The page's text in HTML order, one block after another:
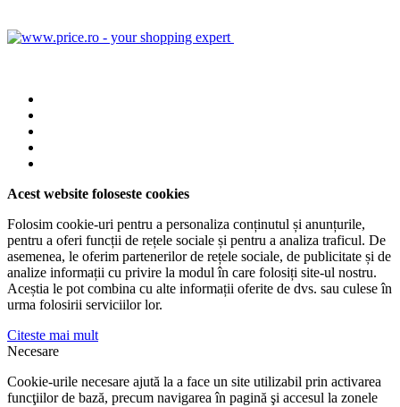
Acest website foloseste cookies
Folosim cookie-uri pentru a personaliza conținutul și anunțurile,
pentru a oferi funcții de rețele sociale și pentru a analiza traficul. De
asemenea, le oferim partenerilor de rețele sociale, de publicitate și de
analize informații cu privire la modul în care folosiți site-ul nostru.
Aceștia le pot combina cu alte informații oferite de dvs. sau culese în
urma folosirii serviciilor lor.
Citeste mai mult
Necesare
Cookie-urile necesare ajută la a face un site utilizabil prin activarea
funcţiilor de bază, precum navigarea în pagină şi accesul la zonele